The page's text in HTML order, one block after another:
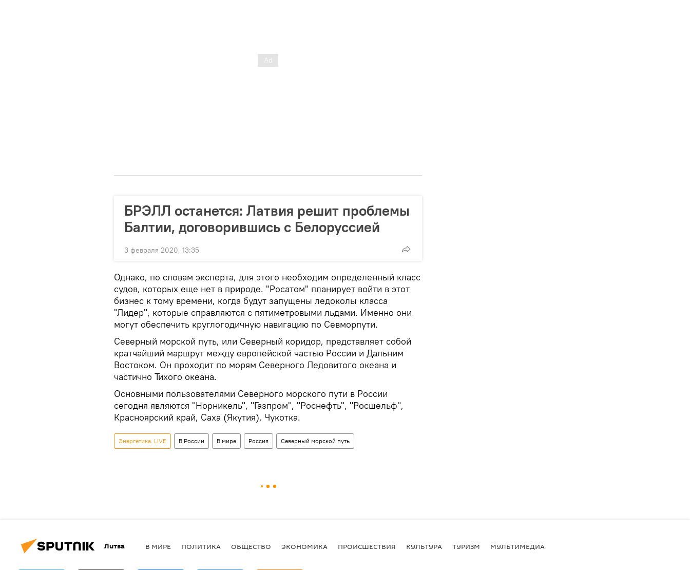
БРЭЛЛ останется: Латвия решит проблемы
Балтии, договорившись с Белоруссией
3 февраля 2020, 13:35
Однако, по словам эксперта, для этого необходим определенный класс
судов, которых еще нет в природе. "Росатом" планирует войти в этот
бизнес к тому времени, когда будут запущены ледоколы класса
"Лидер", которые справляются с пятиметровыми льдами. Именно они
могут обеспечить круглогодичную навигацию по Севморпути.
Северный морской путь, или Северный коридор, представляет собой
кратчайший маршрут между европейской частью России и Дальним
Востоком. Он проходит по морям Северного Ледовитого океана и
частично Тихого океана.
Основными пользователями Северного морского пути в России
сегодня являются "Норникель", "Газпром", "Роснефть", "Росшельф",
Красноярский край, Саха (Якутия), Чукотка.
Энергетика. LIVE В России В мире Россия Северный морской путь
Литва В МИРЕ ПОЛИТИКА ОБЩЕСТВО ЭКОНОМИКА ПРОИСШЕСТВИЯ КУЛЬТУРА ТУРИЗМ МУЛЬТИМЕДИА